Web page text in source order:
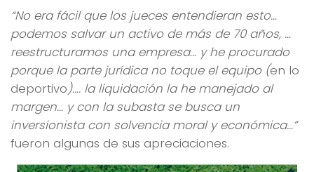
“No era fácil que los jueces entendieran esto…
podemossalvar un activo de más de 70 años, …
reestructuramosuna empresa… y he procurado
porque la parte jurídica no toque el equipo (en lo
deportivo)…. la liquidación la he manejado al
margen… y con la subasta se busca un
inversionista con solvencia moral y económica…”
fueron algunas de sus apreciaciones.